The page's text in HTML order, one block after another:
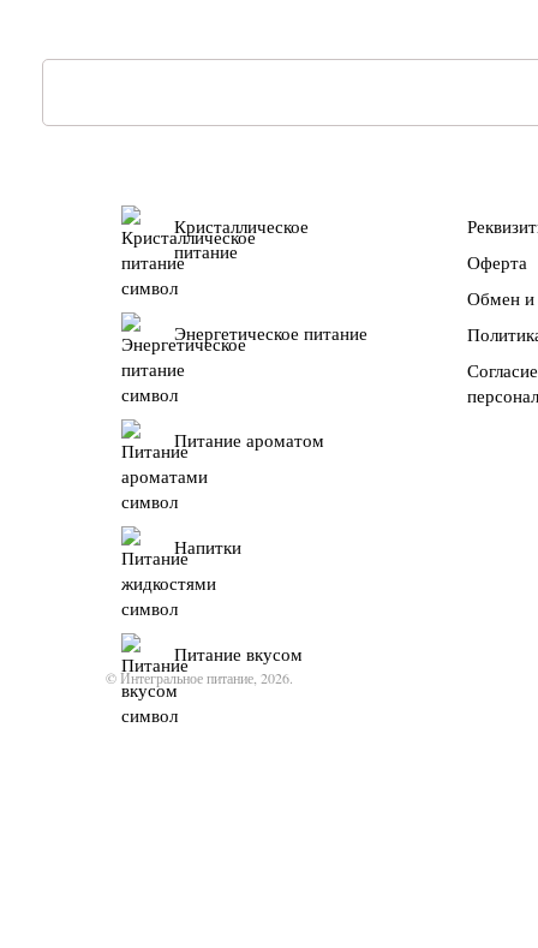
Кристаллическое
питание
Энергетическое питание
Питание ароматом
Напитки
Питание вкусом
Оферта
Обмен и
© Интегральное питание, 2026.